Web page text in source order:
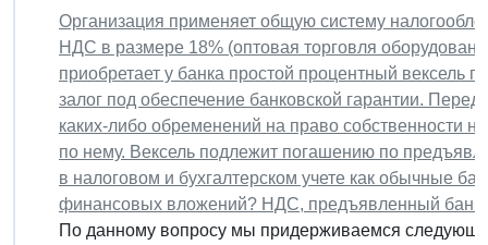
Организация применяет общую систему
НДС в размере 18% (оптовая торговля
приобретает у банка простой процентный вексель
залог под обеспечение банковской гарантии.
каких-либо обременений на право собственности
по нему. Вексель подлежит погашению по
в налоговом и бухгалтерском учете как обычные
финансовых вложений? НДС, предъявленный
По данному вопросу мы придерживаемся